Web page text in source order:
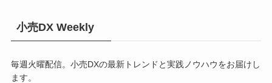
小売DX Weekly
毎週火曜配信。小売DXの最新トレンドと実践ノウハウをお届けし
ます。